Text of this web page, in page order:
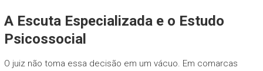
A Escuta Especializada e o Estudo
Psicossocial
O juiz não toma essa decisão em um vácuo. Em comarcas